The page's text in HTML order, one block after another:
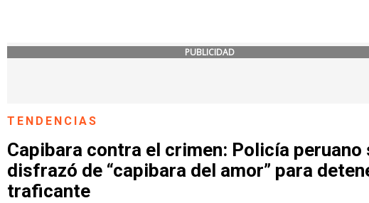
PUBLICIDAD
TENDENCIAS
Capibara contra el crimen: Policía peruano
disfrazó de “capibara del amor” para
traficante